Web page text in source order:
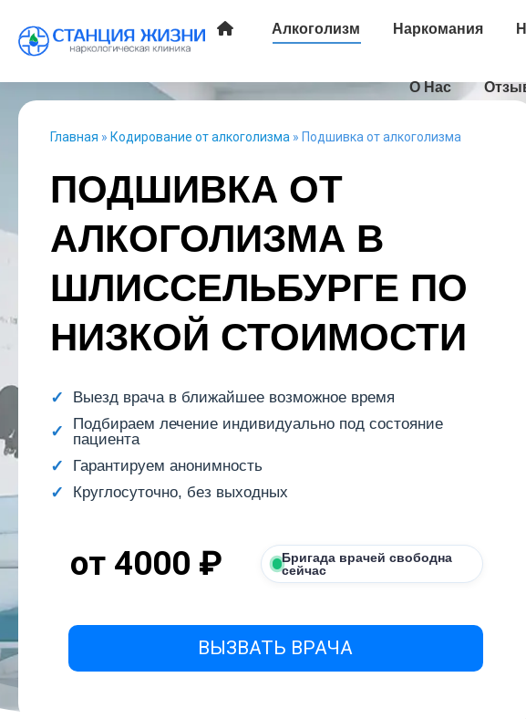
Алкоголизм Наркомания
О Нас
Главная » Кодирование от алкоголизма » Подшивка от алкоголизма
ПОДШИВКА ОТ
АЛКОГОЛИЗМА В
ШЛИССЕЛЬБУРГЕ ПО
НИЗКОЙ СТОИМОСТИ
Выезд врача в ближайшее возможное время
Подбираем лечение индивидуально под состояние
пациента
Гарантируем анонимность
Круглосуточно, без выходных
от 4000 ₽
Бригада врачей свободна
сейчас
ВЫЗВАТЬ ВРАЧА